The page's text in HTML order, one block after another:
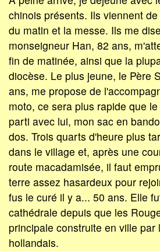
chinois présents. Ils viennent
du matin et la messe. Ils me
monseigneur Han, 82 ans,
fin de matinée, ainsi que la
diocèse. Le plus jeune, le Père
ans, me propose de
moto, ce sera plus rapide que
parti avec lui, mon sac en
dos. Trois quarts d'heure plus
dans le village et, après une
route macadamisée, il faut
terre assez hasardeux pour
fus le curé il y a... 50 ans. Elle
cathédrale depuis que les
principale construite en ville par
hollandais.